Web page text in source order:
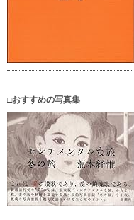
□おすすめの写真集